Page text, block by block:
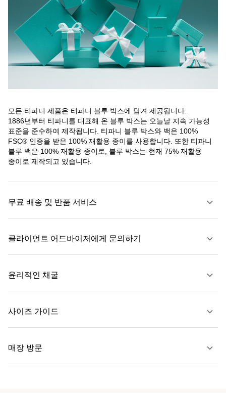
모든 티파니 제품은 티파니 블루 박스에 담겨 제공됩니다.
1886년부터 티파니를 대표해 온 블루 박스는 오늘날 지속 가능성
표준을 준수하여 제작됩니다. 티파니 블루 박스와 백은 100%
FSC® 인증을 받은 100% 재활용 종이를 사용합니다. 또한 티파니
블루 백은 100% 재활용 종이로, 블루 박스는 현재 75% 재활용
종이로 제작되고 있습니다.
무료 배송 및 반품 서비스
자세히 보기
클라이언트 어드바이저에게 문의하기
윤리적인 채굴
사이즈 가이드
자세히 보기
매장 방문